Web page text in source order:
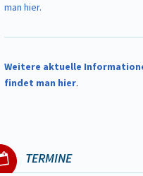
man hier.
Weitere aktuelle
findet man hier.
TERMINE